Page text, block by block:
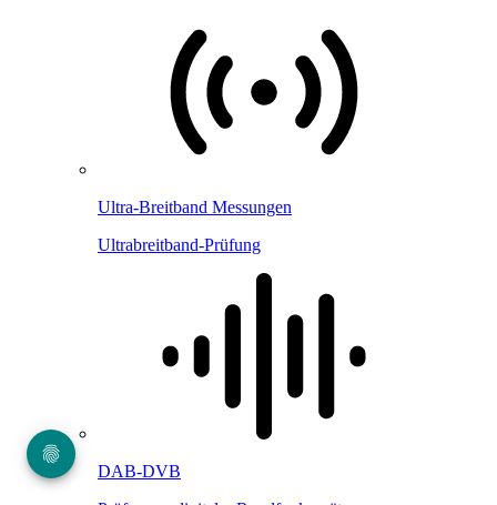
Ultra-Breitband Messungen
Ultrabreitband-Prüfung
DAB-DVB